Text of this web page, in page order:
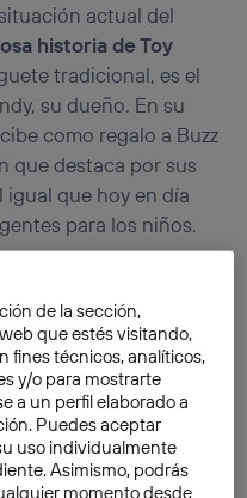
actual del
historia de Toy
tradicional, es el
su dueño. En su
como regalo a Buzz
que destaca por sus
que hoy en día
para los niños.
de la sección,
que estés visitando,
fines técnicos, analíticos,
y/o para mostrarte
a un perfil elaborado a
Puedes aceptar
uso individualmente
Asimismo, podrás
momento desde